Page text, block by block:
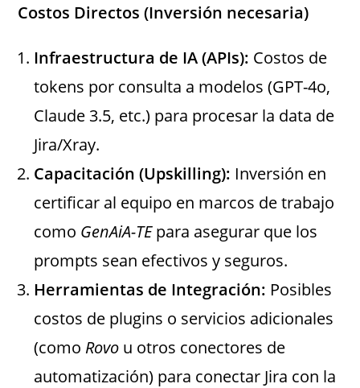
Costos Directos (Inversión necesaria)
Infraestructura de IA (APIs): Costos de
tokens por consulta a modelos (GPT-4o,
Claude 3.5, etc.) para procesar la data de
Jira/Xray.
Capacitación (Upskilling): Inversión en
certificar al equipo en marcos de trabajo
como GenAiA-TEpara asegurar que los
prompts sean efectivos y seguros.
Herramientas de Integración: Posibles
costos de plugins o servicios adicionales
(como Rovo u otros conectores de
automatización) para conectar Jira con la